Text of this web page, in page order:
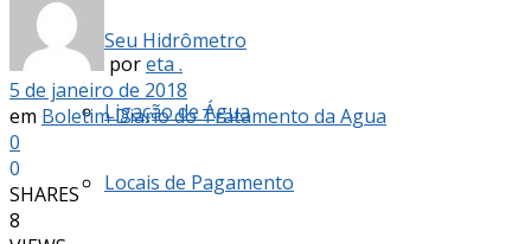
Seu Hidrômetro
Ligação de Água
Locais de Pagamento
poreta .
5 de janeiro de 2018
em Boletim Diario do Tratamento da Agua
0
0
SHARES
8